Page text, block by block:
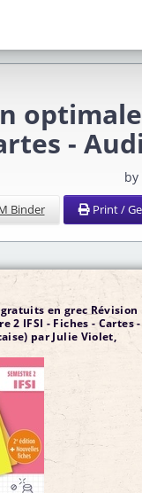
optimale
-
by
Binder Print /
en grec Révision
- Cartes -
par Julie Violet,